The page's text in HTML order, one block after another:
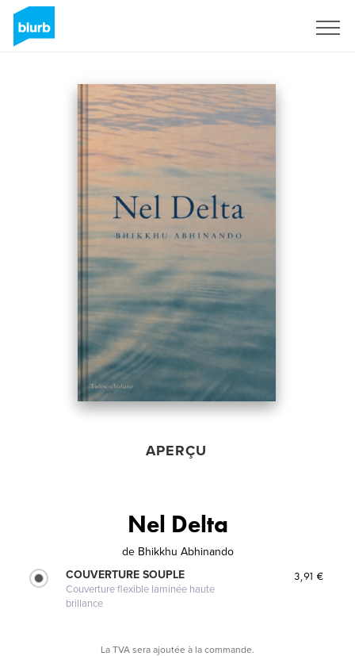
APERÇU
Nel Delta
de Bhikkhu Abhinando
COUVERTURE SOUPLE
Couverture flexible laminée haute
brillance
3,91 €
La TVA sera ajoutée à la commande.